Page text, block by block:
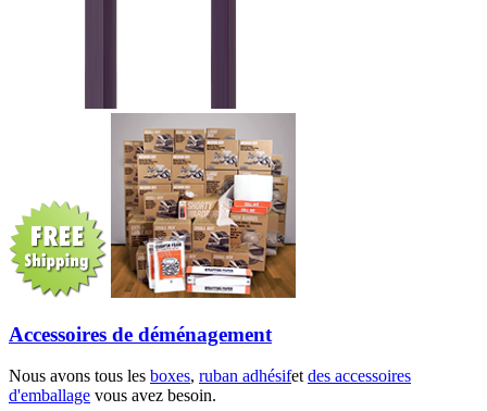
Accessoires de déménagement
Nous avons tous les boxes, ruban adhésifetdes accessoires
d'emballage vous avez besoin.